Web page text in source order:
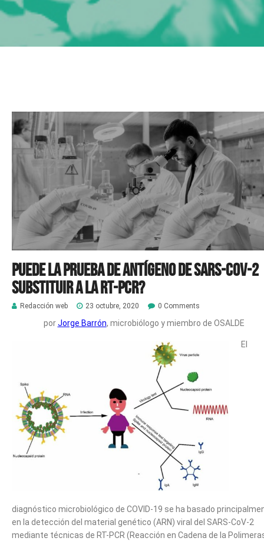
Puede la prueba de Antígeno de SARS-Cov-2
substituir a la RT-PCR?
Redacción web 23 octubre, 2020 0 Comments
porJorge Barrón, microbiólogo y miembro de OSALDE
El
diagnóstico microbiológico de COVID-19 se ha basado
en la detección del material genético (ARN) viral del SARS-CoV-2
mediante técnicas de RT-PCR (Reacción en Cadena de la